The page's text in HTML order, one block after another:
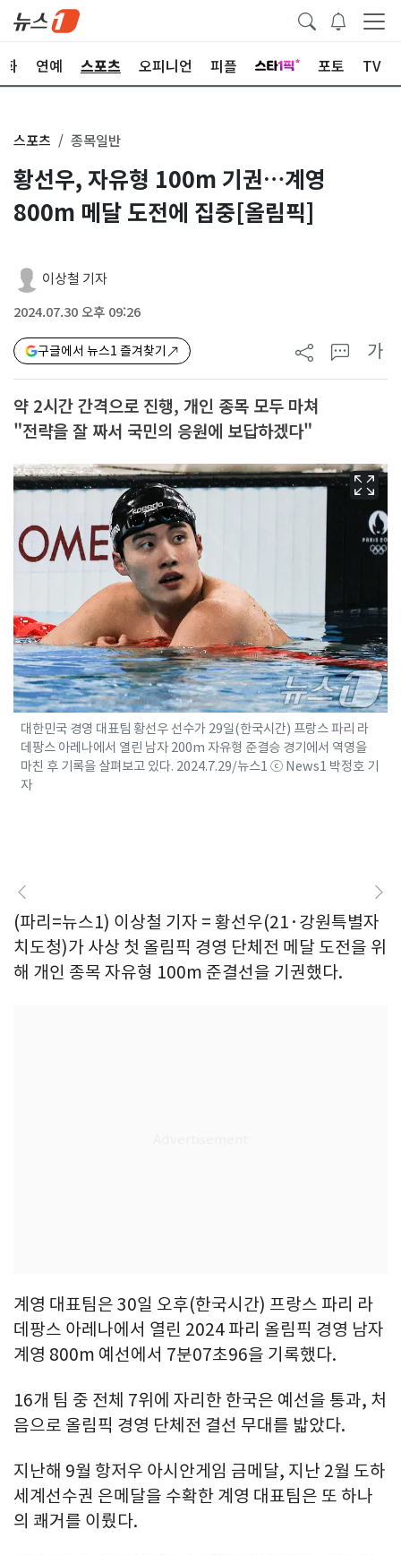
화 연예 스포츠 오피니언 피플 포토 TV
스포츠 종목일반
황선우, 자유형 100m 기권…계영
800m 메달 도전에 집중[올림픽]
이상철 기자
2024.07.30 오후 09:26
구글에서 뉴스1 즐겨찾기 가
약 2시간 간격으로 진행, 개인 종목 모두 마쳐
"전략을 잘 짜서 국민의 응원에 보답하겠다"
대한민국 경영 대표팀 황선우 선수가 29일(한국시간) 프랑스 파리 라
데팡스 아레나에서 열린 남자 200m 자유형 준결승 경기에서 역영을
마친 후 기록을 살펴보고 있다. 2024.7.29/뉴스1 ⓒ News1 박정호 기
자
(파리=뉴스1) 이상철 기자 = 황선우(21·강원특별자
치도청)가 사상 첫 올림픽 경영 단체전 메달 도전을 위
해 개인 종목 자유형 100m 준결선을 기권했다.
계영 대표팀은 30일 오후(한국시간) 프랑스 파리 라
데팡스 아레나에서 열린 2024 파리 올림픽 경영 남자
계영 800m 예선에서 7분07초96을 기록했다.
16개 팀 중 전체 7위에 자리한 한국은 예선을 통과, 처
음으로 올림픽 경영 단체전 결선 무대를 밟았다.
지난해 9월 항저우 아시안게임 금메달, 지난 2월 도하
세계선수권 은메달을 수확한 계영 대표팀은 또 하나
의 쾌거를 이뤘다.